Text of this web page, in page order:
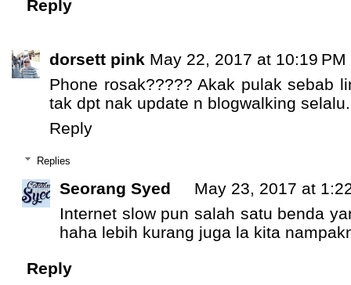
Reply
dorsett pink May 22, 2017 at 10:19 PM
Phone rosak????? Akak pulak sebab
tak dpt nak update n blogwalking
Reply
Replies
Seorang Syed
May 23, 2017 at
Internet slow pun salah satu benda
haha lebih kurang juga la kita
Reply